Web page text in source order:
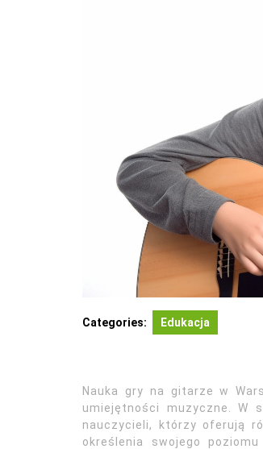
Categories: Edukacja
Nauka gry na gitarze w
umiejętności muzyczne. W
nauczycieli, którzy oferują
określenia swojego